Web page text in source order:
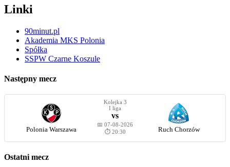
Linki
90minut.pl
Akademia MKS Polonia
Spółka
SSPW Czarne Koszule
Następny mecz
Polonia Warszawa
Kolejka 3
I liga
vs
📅 07-08-2026
⏱️ 20:30
Ruch Chorzów
Ostatni mecz